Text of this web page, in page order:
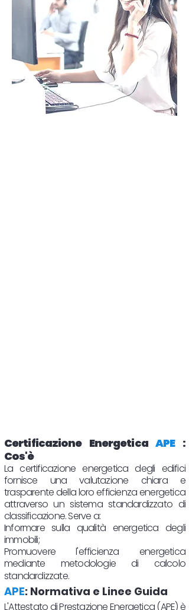
Certificazione EnergeticaAPE:
Cos'è
La certificazione energetica degli edifici
fornisce una valutazione chiara e
trasparente della loro efficienza energetica
attraverso un sistema standardizzato di
classificazione. Serve a:
Informare sulla qualità energetica degli
immobili;
Promuovere l'efficienza energetica
mediante metodologie di calcolo
standardizzate.
APE: Normativa e Linee Guida
L'Attestato di Prestazione Energetica (APE) è